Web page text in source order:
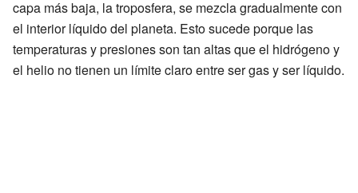
capa más baja, la troposfera, se mezcla gradualmente con
el interior líquido del planeta. Esto sucede porque las
temperaturas y presiones son tan altas que el hidrógeno y
el helio no tienen un límite claro entre ser gas y ser líquido.